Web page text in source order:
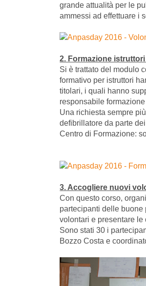
grande attualità per le
ammessi ad effettuare i
2. Formazione
Si è trattato del modulo
formativo per istruttori
titolari, i quali hanno
responsabile
Una richiesta sempre
defibrillatore da parte
Centro di Formazione:
3. Accogliere nuovi
Con questo corso,
partecipanti delle
volontari e presentare
Sono stati 30 i
Bozzo Costa e